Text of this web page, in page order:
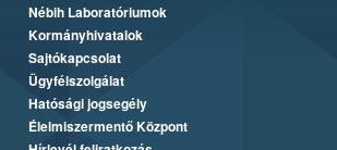
Nébih Laboratóriumok
Kormányhivatalok
Sajtókapcsolat
Ügyfélszolgálat
Hatósági jogsegély
Élelmiszermentő Központ